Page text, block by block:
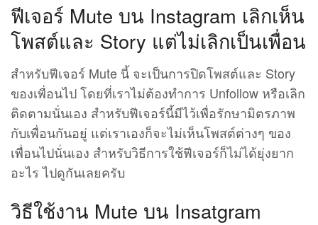
ฟีเจอร์ Mute บน Instagram เลิกเห็น
โพสต์และ Story แต่ไม่เลิกเป็นเพื่อน
สำหรับฟีเจอร์ Mute นี้ จะเป็นการปิดโพสต์และ Story
ของเพื่อนไป โดยที่เราไม่ต้องทำการ Unfollow หรือเลิก
ติดตามนั่นเอง สำหรับฟีเจอร์นี้มีไว้เพื่อรักษามิตรภาพ
กับเพื่อนกันอยู่ แต่เราเองก็จะไม่เห็นโพสต์ต่างๆ ของ
เพื่อนไปนั่นเอง สำหรับวิธีการใช้ฟีเจอร์ก็ไม่ได้ยุ่งยาก
อะไร ไปดูกันเลยครับ
วิธีใช้งาน Mute บน Insatgram